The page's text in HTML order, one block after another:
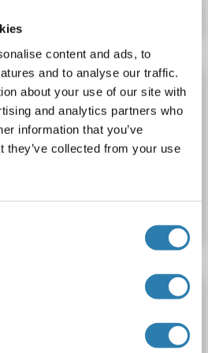
content and ads, to
and to analyse our traffic.
about your use of our site with
and analytics partners who
information that you’ve
they’ve collected from your use
Maus
WB, ELISA, IHC
unconjugated
40-120)
WB, ELISA